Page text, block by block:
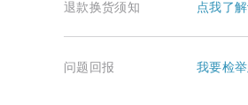
退款换货须知 点我了
问题回报 我要检